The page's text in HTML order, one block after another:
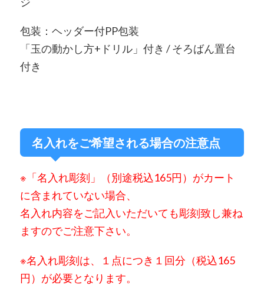
包装：ヘッダー付PP包装
「玉の動かし方+ドリル」付き / そろばん置台
付き
名入れをご希望される場合の注意点
※「名入れ彫刻」（別途税込165円）がカート
に含まれていない場合、
名入れ内容をご記入いただいても彫刻致し兼ね
ますのでご注意下さい。
※名入れ彫刻は、
１点につき１回分（税込165
円）が必要となります。